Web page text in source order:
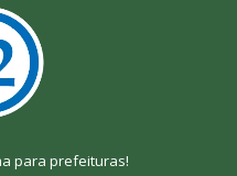
para prefeituras!